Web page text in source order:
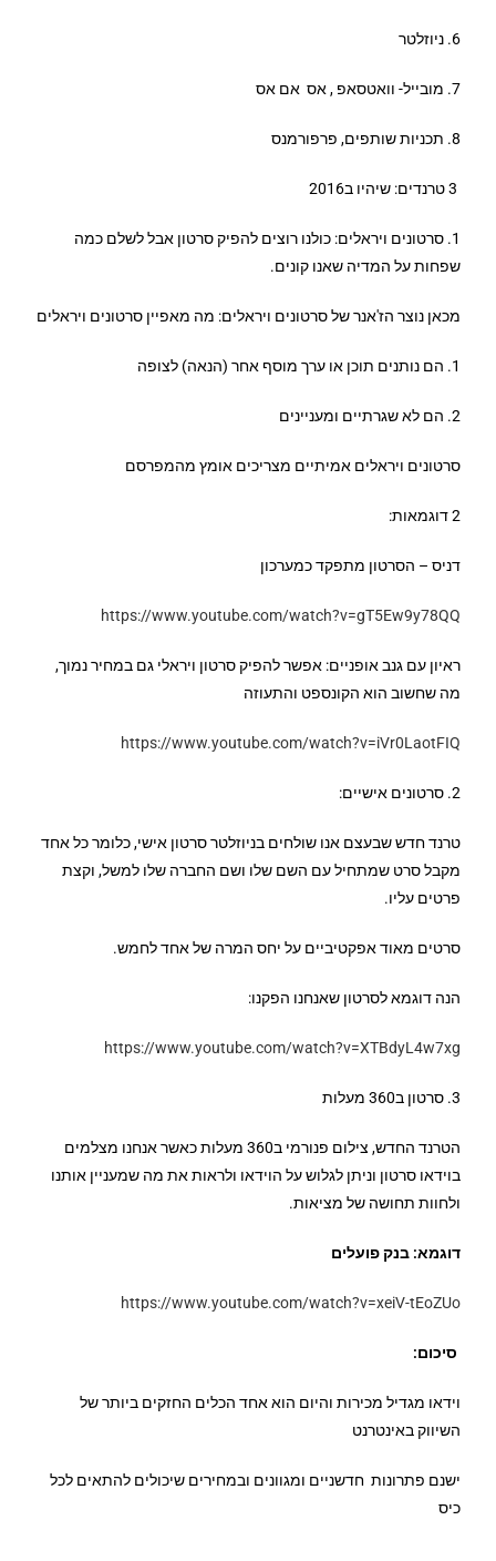
6. ניוזלטר
7. מובייל- וואטסאפ , אס אם אס
8. תכניות שותפים, פרפורמנס
1. סרטונים ויראלים: כולנו רוצים להפיק סרטון אבל לשלם כמה
שפחות על המדיה שאנו קונים.
מכאן נוצר הז'אנר של סרטונים ויראלים: מה מאפיין סרטונים ויראלים
1. הם נותנים תוכן או ערך מוסף אחר (הנאה) לצופה
2. הם לא שגרתיים ומעניינים
סרטונים ויראלים אמיתיים מצריכים אומץ מהמפרסם
2 דוגמאות:
דניס – הסרטון מתפקד כמערכון
https://www.youtube.com/watch?v=gT5Ew9y78QQ
ראיון עם גנב אופניים: אפשר להפיק סרטון ויראלי גם במחיר נמוך,
מה שחשוב הוא הקונספט והתעוזה
https://www.youtube.com/watch?v=iVr0LaotFIQ
2. סרטונים אישיים:
טרנד חדש שבעצם אנו שולחים בניוזלטר סרטון אישי, כלומר כל אחד
מקבל סרט שמתחיל עם השם שלו ושם החברה שלו למשל, וקצת
פרטים עליו.
סרטים מאוד אפקטיביים על יחס המרה של אחד לחמש.
הנה דוגמא לסרטון שאנחנו הפקנו:
https://www.youtube.com/watch?v=XTBdyL4w7xg
3. סרטון ב360 מעלות
הטרנד החדש, צילום פנורמי ב360 מעלות כאשר אנחנו מצלמים
בוידאו סרטון וניתן לגלוש על הוידאו ולראות את מה שמעניין אותנו
ולחוות תחושה של מציאות.
דוגמא: בנק פועלים
https://www.youtube.com/watch?v=xeiV-tEoZUo
סיכום:
וידאו מגדיל מכירות והיום הוא אחד הכלים החזקים ביותר של
השיווק באינטרנט
ישנם פתרונות חדשניים ומגוונים ובמחירים שיכולים להתאים לכל
כיס